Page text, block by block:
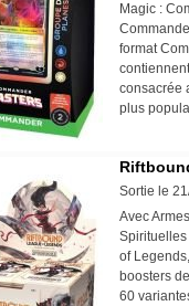
Magic :
format
consacrée
plus
Sortie le
Avec
of
boosters
60